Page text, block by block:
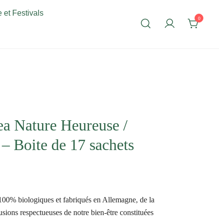
et Festivals
0
Nature Heureuse /
Boite de 17 sachets
biologiques et fabriqués en Allemagne, de la
respectueuses de notre bien-être constituées